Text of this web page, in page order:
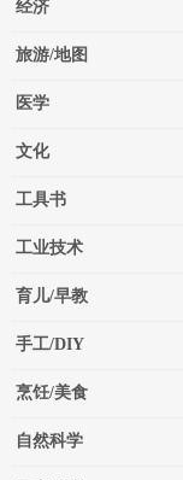
经济
旅游/地图
医学
文化
工具书
工业技术
育儿/早教
手工/DIY
烹饪/美食
自然科学